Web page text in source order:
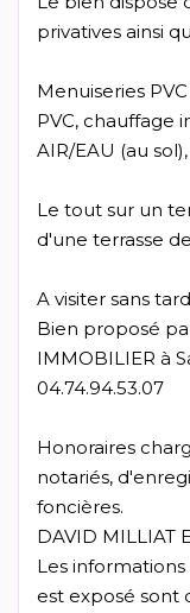
privatives ainsi
Menuiseries
PVC, chauffage
AIR/EAU (au
Le tout sur un
d'une terrasse
A visiter sans
Bien proposé
IMMOBILIER à
04.74.94.53.07
Honoraires
notariés,
foncières.
DAVID MILLIAT
Les
est exposé sont